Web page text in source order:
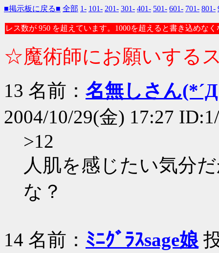
■掲示板に戻る■ 全部 1- 101- 201- 301- 401- 501- 601- 701- 801-
レス数が 950 を超えています。1000を超えると書き込めな
☆魔術師にお願いする
13 名前： 名無しさん
2004/10/29(金) 17:27
>12
人肌を感じたい気分
な？
14 名前： ﾐﾆｸﾞﾗｽsage娘